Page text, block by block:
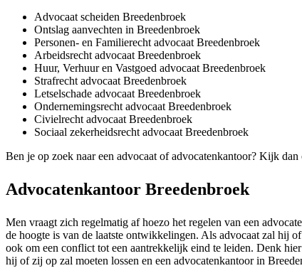
Advocaat scheiden Breedenbroek
Ontslag aanvechten in Breedenbroek
Personen- en Familierecht advocaat Breedenbroek
Arbeidsrecht advocaat Breedenbroek
Huur, Verhuur en Vastgoed advocaat Breedenbroek
Strafrecht advocaat Breedenbroek
Letselschade advocaat Breedenbroek
Ondernemingsrecht advocaat Breedenbroek
Civielrecht advocaat Breedenbroek
Sociaal zekerheidsrecht advocaat Breedenbroek
Ben je op zoek naar een advocaat of advocatenkantoor? Kijk
Advocatenkantoor Breedenbroek
Men vraagt zich regelmatig af hoezo het regelen van een
de hoogte is van de laatste ontwikkelingen. Als advocaat zal hij
ook om een conflict tot een aantrekkelijk eind te leiden. Denk
hij of zij op zal moeten lossen en een advocatenkantoor in